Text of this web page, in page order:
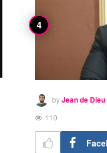
byJean de
110